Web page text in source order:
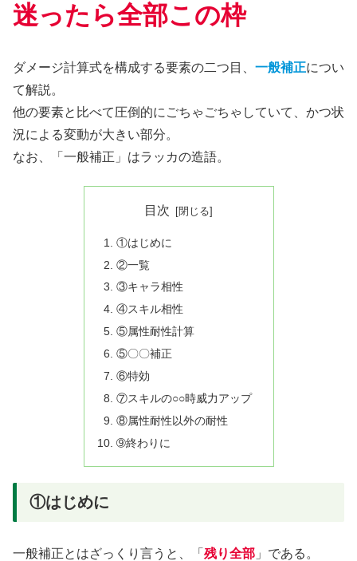
迷ったら全部この枠
ダメージ計算式を構成する要素の二つ目、 一般補正につい
て解説。
他の要素と比べて圧倒的にごちゃごちゃしていて、かつ状
況による変動が大きい部分。
なお、「一般補正」はラッカの造語。
目次
①はじめに
②一覧
③キャラ相性
④スキル相性
⑤属性耐性計算
⑤〇〇補正
⑥特効
⑦スキルの○○時威力アップ
⑧属性耐性以外の耐性
➈終わりに
①はじめに
一般補正とはざっくり言うと、「 残り全部 」である。